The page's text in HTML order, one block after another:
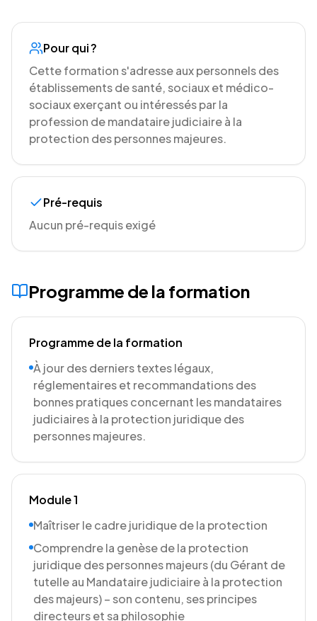
Pour qui ?
Cette formation s'adresse aux personnels des
établissements de santé, sociaux et médico-
sociaux exerçant ou intéressés par la
profession de mandataire judiciaire à la
protection des personnes majeures.
Pré-requis
Aucun pré-requis exigé
Programme de la formation
Programme de la formation
À jour des derniers textes légaux,
réglementaires et recommandations des
bonnes pratiques concernant les mandataires
judiciaires à la protection juridique des
personnes majeures.
Module 1
Maîtriser le cadre juridique de la protection
Comprendre la genèse de la protection
juridique des personnes majeurs (du Gérant de
tutelle au Mandataire judiciaire à la protection
des majeurs) – son contenu, ses principes
directeurs et sa philosophie